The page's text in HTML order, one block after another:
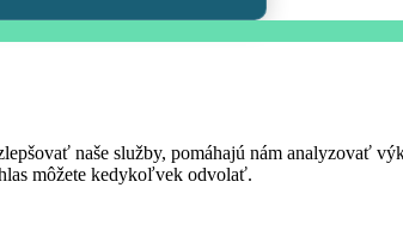
naše služby, pomáhajú nám analyzovať
môžete kedykoľvek odvolať.